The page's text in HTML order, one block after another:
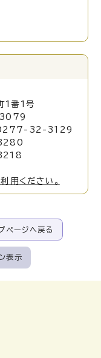
1番1号
32-3129
用ください。
ページへ戻る
表示